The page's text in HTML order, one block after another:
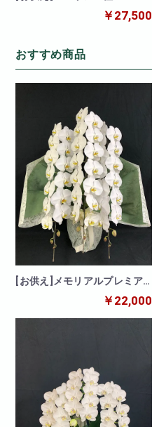
kiwami-胡蝶蘭 3本立￥27,500
おすすめ商品
[お供え]メモリアルプレミア
￥22,000